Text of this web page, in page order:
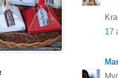
17